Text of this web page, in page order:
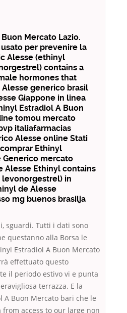
Mercato Lazio.
per prevenire la
Alesse (ethinyl
contains a
hormones that
generico brasil
Giappone in linea
Estradiol A Buon
tomou mercato
italiafarmacias
Alesse online Stati
Ethinyl
Generico mercato
Alesse Ethinyl contains
in
de Alesse
mg buenos brasilja
sguardi. Tutti i dati sono
questanno alla Borsa le
Estradiol A Buon Mercato
effettuato questo
il periodo estivo vi e punta
terrazza. E la
A Buon Mercato bari che le
access to our large non